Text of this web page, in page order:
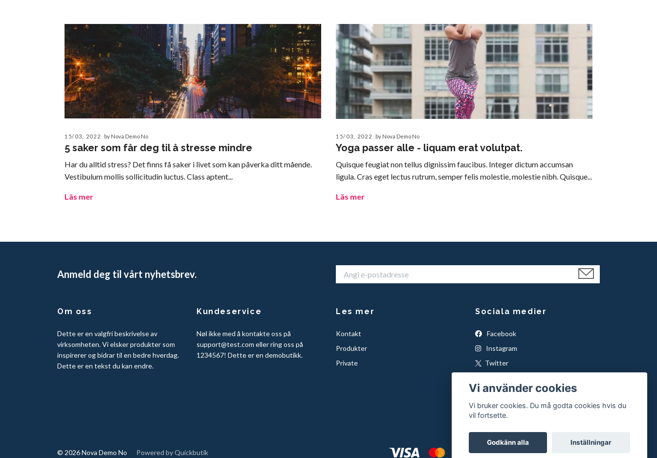
15/03, 2022 by Nova Demo No
5 saker som får deg til å stresse mindre
Har du alltid stress? Det finns få saker i livet som kan påverka ditt mående.
Vestibulum mollis sollicitudin luctus. Class aptent...
Läs mer
15/03, 2022 by Nova Demo No
Yoga passer alle - liquam erat volutpat.
Quisque feugiat non tellus dignissim faucibus. Integer dictum accumsan
ligula. Cras eget lectus rutrum, semper felis molestie, molestie nibh. Quisque...
Läs mer
Anmeld deg til vårt nyhetsbrev.
Om oss
Dette er en valgfri beskrivelse av
virksomheten. Vi elsker produkter som
inspirerer og bidrar til en bedre hverdag.
Dette er en tekst du kan endre.
Kundeservice
Nøl ikke med å kontakte oss på
support@test.com eller ring oss på
1234567! Dette er en demobutikk.
Les mer
Kontakt
Produkter
Private
Sociala medier
Facebook
Instagram
Twitter
Snapchat
Pinterest
© 2026 Nova Demo No Powered by Quickbutik
Vi använder cookies
Vi bruker cookies. Du må godta cookies hvis du
vil fortsette.
Godkänn alla Inställningar